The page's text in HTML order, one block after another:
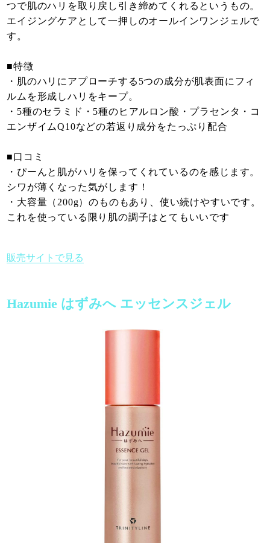
つで肌のハリを取り戻し引き締めてくれるというもの。
エイジングケアとして一押しのオールインワンジェルで
す。
■特徴
・肌のハリにアプローチする5つの成分が肌表面にフィ
ルムを形成しハリをキープ。
・5種のセラミド・5種のヒアルロン酸・プラセンタ・コ
エンザイムQ10などの若返り成分をたっぷり配合
■口コミ
・ぴーんと肌がハリを保ってくれているのを感じます。
シワが薄くなった気がします！
・大容量（200g）のものもあり、使い続けやすいです。
これを使っている限り肌の調子はとてもいいです
販売サイトで見る
Hazumie はずみへ エッセンスジェル